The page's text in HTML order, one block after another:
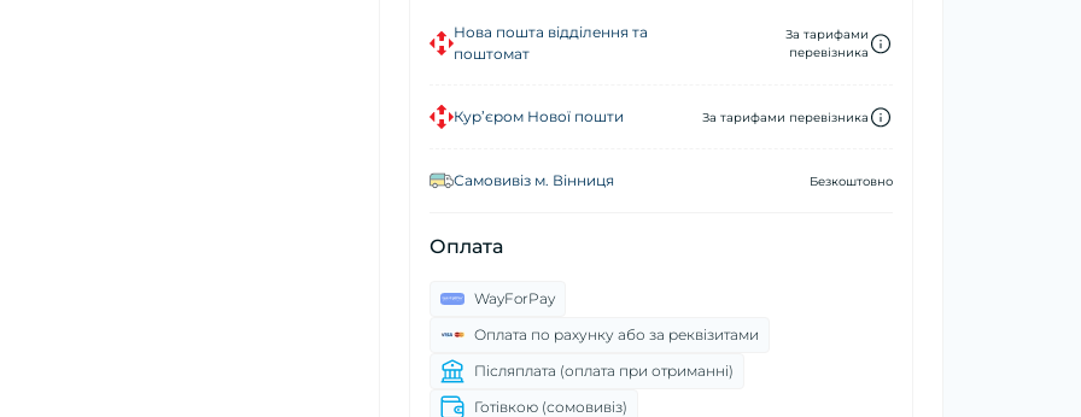
Нова пошта відділення та
поштомат
За тарифами
перевізника
Кур’єром Нової пошти За тарифами перевізника
Самовивіз м. Вінниця Безкоштовно
Оплата
WayForPay
Оплата по рахунку або за реквізитами
Післяплата (оплата при отриманні)
Готівкою (сомовивіз)